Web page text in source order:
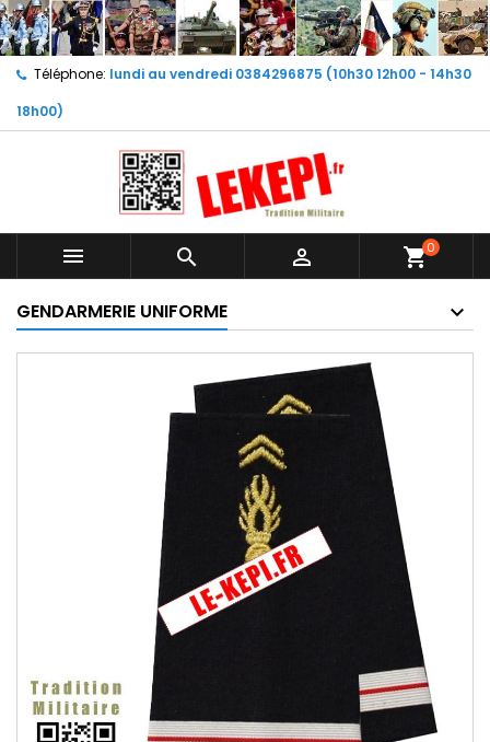
Téléphone: lundi au vendredi 0384296875 (10h30 12h00 - 14h30
18h00)
   shopping_cart0
GENDARMERIE UNIFORME